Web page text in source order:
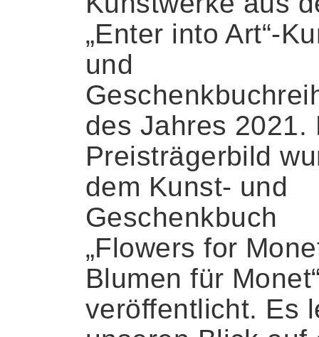
„Enter into Art“-
und
des Jahres 2021.
Preisträgerbild
dem Kunst- und
Geschenkbuch
„Flowers for
Blumen für
veröffentlicht. Es